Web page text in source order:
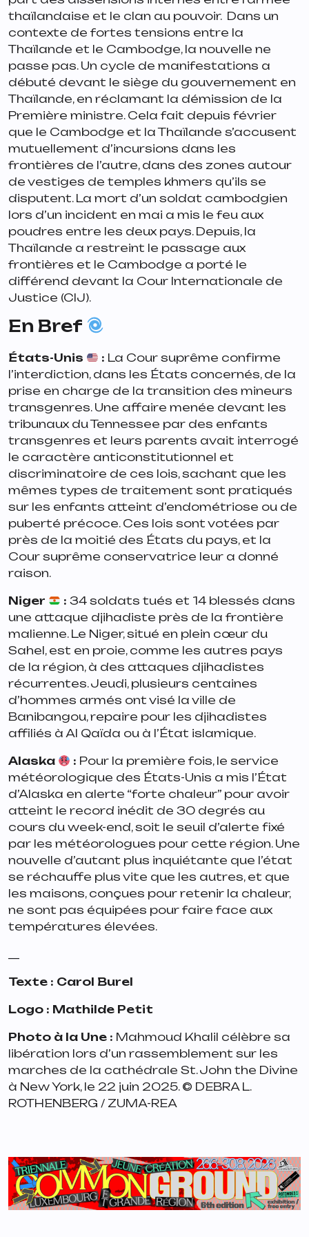
thaïlandaise et le clan au pouvoir. Dans un
contexte de fortes tensions entre la
Thaïlande et le Cambodge, la nouvelle ne
passe pas. Un cycle de manifestations a
débuté devant le siège du gouvernement en
Thaïlande, en réclamant la démission de la
Première ministre. Cela fait depuis février
que le Cambodge et la Thaïlande s’accusent
mutuellement d’incursions dans les
frontières de l’autre, dans des zones autour
de vestiges de temples khmers qu’ils se
disputent. La mort d’un soldat cambodgien
lors d’un incident en mai a mis le feu aux
poudres entre les deux pays. Depuis, la
Thaïlande a restreint le passage aux
frontières et le Cambodge a porté le
différend devant la Cour Internationale de
Justice (CIJ).
En Bref
États-Unis : La Cour suprême confirme
l’interdiction, dans les États concernés, de la
prise en charge de la transition des mineurs
transgenres. Une affaire menée devant les
tribunaux du Tennessee par des enfants
transgenres et leurs parents avait interrogé
le caractère anticonstitutionnel et
discriminatoire de ces lois, sachant que les
mêmes types de traitement sont pratiqués
sur les enfants atteint d’endométriose ou de
puberté précoce. Ces lois sont votées par
près de la moitié des États du pays, et la
Cour suprême conservatrice leur a donné
raison.
Niger
:34 soldats tués et 14 blessés dans
une attaque djihadiste près de la frontière
malienne. Le Niger, situé en plein cœur du
Sahel, est en proie, comme les autres pays
de la région, à des attaques djihadistes
récurrentes. Jeudi, plusieurs centaines
d’hommes armés ont visé la ville de
Banibangou, repaire pour les djihadistes
affiliés à Al Qaïda ou à l’État islamique.
Alaska
: Pour la première fois, le service
météorologique des États-Unis a mis l’État
d’Alaska en alerte “forte chaleur” pour avoir
atteint le record inédit de 30 degrés au
cours du week-end, soit le seuil d’alerte fixé
par les météorologues pour cette région. Une
nouvelle d’autant plus inquiétante que l’état
se réchauffe plus vite que les autres, et que
les maisons, conçues pour retenir la chaleur,
ne sont pas équipées pour faire face aux
températures élevées.
Texte : Carol Burel
Logo : Mathilde Petit
Photo à la Une : Mahmoud Khalil célèbre sa
libération lors d’un rassemblement sur les
marches de la cathédrale St. John the Divine
à New York, le 22 juin 2025. © DEBRA L.
ROTHENBERG / ZUMA-REA